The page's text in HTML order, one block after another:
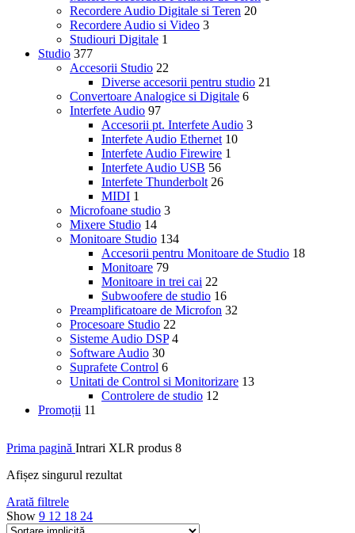
Recordere Audio Digitale si Teren 20
Recordere Audio si Video 3
Studiouri Digitale 1
Studio 377
Accesorii Studio 22
Diverse accesorii pentru studio 21
Convertoare Analogice si Digitale 6
Interfete Audio 97
Accesorii pt. Interfete Audio 3
Interfete Audio Ethernet 10
Interfete Audio Firewire 1
Interfete Audio USB 56
Interfete Thunderbolt 26
MIDI 1
Microfoane studio 3
Mixere Studio 14
Monitoare Studio 134
Accesorii pentru Monitoare de Studio 18
Monitoare 79
Monitoare in trei cai 22
Subwoofere de studio 16
Preamplificatoare de Microfon 32
Procesoare Studio 22
Sisteme Audio DSP 4
Software Audio 30
Suprafete Control 6
Unitati de Control si Monitorizare 13
Controlere de studio 12
Promoții 11
Prima pagină Intrari XLR produs 8
Afișez singurul rezultat
Arată filtrele
Show 9 12 18 24